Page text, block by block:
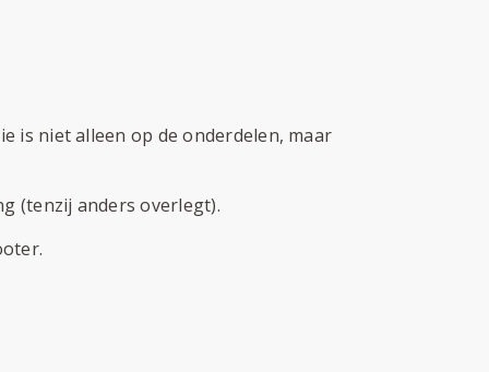
is niet alleen op de onderdelen, maar
(tenzij anders overlegt).